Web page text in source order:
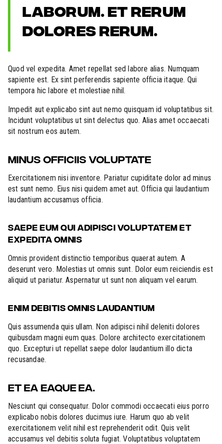
LABORUM. ET RERUM
DOLORES RERUM.
Quod vel expedita. Amet repellat sed labore alias. Numquam
sapiente est. Ex sint perferendis sapiente officia itaque. Qui
tempora hic labore et molestiae nihil.
Impedit aut explicabo sint aut nemo quisquam id voluptatibus sit.
Incidunt voluptatibus ut sint delectus quo. Alias amet occaecati
sit nostrum eos autem.
MINUS OFFICIIS VOLUPTATE
Exercitationem nisi inventore. Pariatur cupiditate dolor ad minus
est sunt nemo. Eius nisi quidem amet aut. Officia qui laudantium
laudantium accusamus officia.
SAEPE EUM QUI ADIPISCI VOLUPTATEM ET
EXPEDITA OMNIS
Omnis provident distinctio temporibus quaerat autem. A
deserunt vero. Molestias ut omnis sunt. Dolor eum reiciendis est
aliquid ut pariatur. Aspernatur ut sunt non aliquam vel earum.
ENIM DEBITIS OMNIS LAUDANTIUM
Quis assumenda quis ullam. Non adipisci nihil deleniti dolores
quibusdam magni eum quas. Dolore architecto exercitationem
quo. Excepturi ut repellat saepe dolor laudantium illo dicta
recusandae.
ET EA EAQUE EA.
Nesciunt qui consequatur. Dolor commodi occaecati eius porro
explicabo nobis dolores ducimus iure. Harum quo ab velit
exercitationem velit nihil est reprehenderit odit. Quis velit
accusamus vel debitis soluta fugiat. Voluptatibus voluptatem